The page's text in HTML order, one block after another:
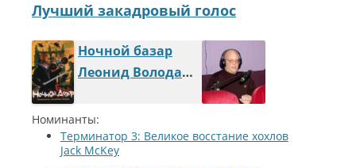
Лучший закадровый голос
Ночной базар
Леонид Володарский
Номинанты:
Терминатор 3: Великое восстание хохлов
Jack McKey